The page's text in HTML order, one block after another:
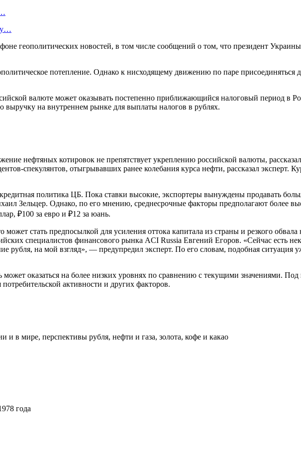
геополитических новостей, в том числе сообщений о том, что президент
потепление. Однако к нисходящему движению по паре
валюте может оказывать постепенно приближающийся налоговый период в
на внутреннем рынке для выплаты налогов в рублях.
нефтяных котировок не препятствует укреплению российской валюты,
спекулянтов, отыгрывавших ранее колебания курса нефти, рассказал эксперт.
политика ЦБ. Пока ставки высокие, экспортеры вынуждены продавать
Зельцер. Однако, по его мнению, среднесрочные факторы предполагают более
₽100 за евро и ₽12 за юань.
стать предпосылкой для усиления оттока капитала из страны и резкого
специалистов финансового рынка ACI Russia Евгений Егоров. «Сейчас есть
рубля, на мой взгляд», — предупредил эксперт. По его словам, подобная
оказаться на более низких уровнях по сравнению с текущими значениями. Под
активности и других факторов.
в мире, перспективы рубля, нефти и газа, золота, кофе и какао
года